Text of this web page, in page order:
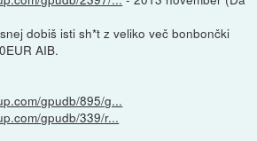
dobiš isti sh*t z veliko več bonbončki
AIB.
gpudb/895/g...
gpudb/339/r...